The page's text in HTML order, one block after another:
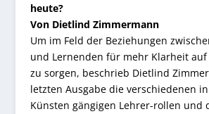
heute?
Von Dietlind Zimmermann
Um im Feld der Beziehungen
und Lernenden für mehr Klarheit auf
zu sorgen, beschrieb Dietlind
letzten Ausgabe die verschiedenen
Künsten gängigen Lehrer-rollen und